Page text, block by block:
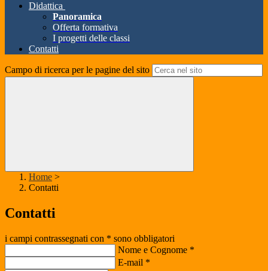
Didattica
Panoramica
Offerta formativa
I progetti delle classi
Contatti
Campo di ricerca per le pagine del sito
Home >
Contatti
Contatti
i campi contrassegnati con * sono obbligatori
Nome e Cognome *
E-mail *